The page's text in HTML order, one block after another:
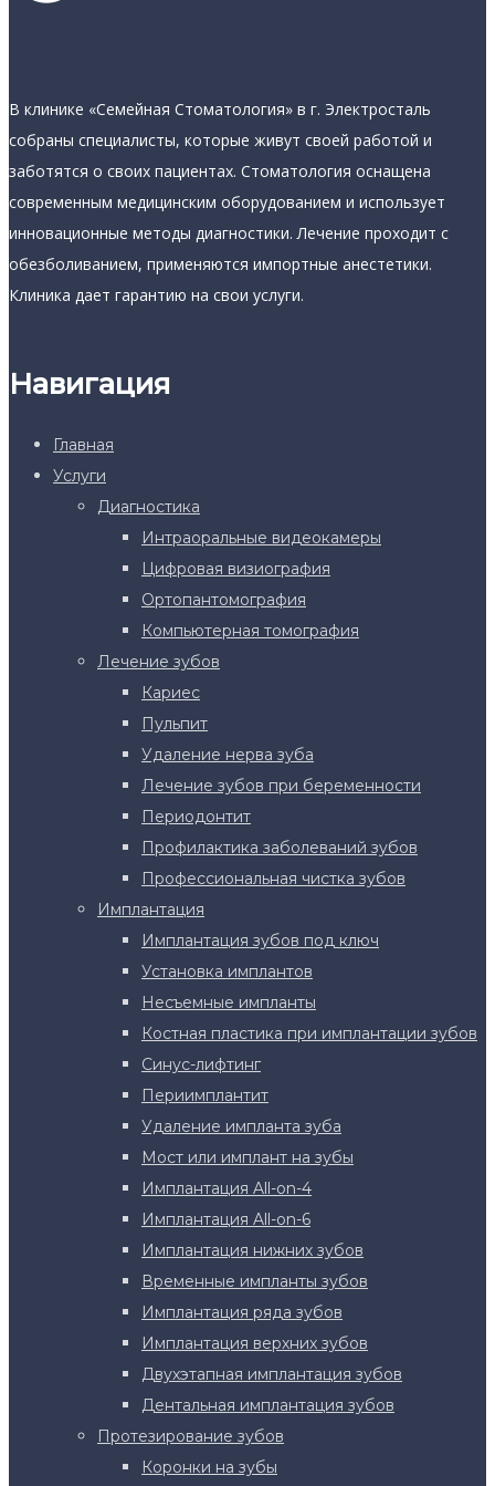
В клинике «Семейная Стоматология» в г. Электросталь
собраны специалисты, которые живут своей работой и
заботятся о своих пациентах. Стоматология оснащена
современным медицинским оборудованием и использует
инновационные методы диагностики. Лечение проходит с
обезболиванием, применяются импортные анестетики.
Клиника дает гарантию на свои услуги.
Навигация
Главная
Услуги
Диагностика
Интраоральные видеокамеры
Цифровая визиография
Ортопантомография
Компьютерная томография
Лечение зубов
Кариес
Пульпит
Удаление нерва зуба
Лечение зубов при беременности
Периодонтит
Профилактика заболеваний зубов
Профессиональная чистка зубов
Имплантация
Имплантация зубов под ключ
Установка имплантов
Несъемные импланты
Костная пластика при имплантации зубов
Синус-лифтинг
Периимплантит
Удаление импланта зуба
Мост или имплант на зубы
Имплантация All-on-4
Имплантация All-on-6
Имплантация нижних зубов
Временные импланты зубов
Имплантация ряда зубов
Имплантация верхних зубов
Двухэтапная имплантация зубов
Дентальная имплантация зубов
Протезирование зубов
Коронки на зубы